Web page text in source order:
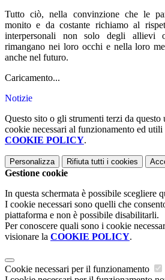
Tutto ciò, nella convinzione che le
monito e da costante richiamo al
interpersonali non solo degli allievi
rimangano nei loro occhi e nella loro
anche nel futuro.
Caricamento...
Notizie
Questo sito o gli strumenti terzi da
cookie necessari al funzionamento ed
COOKIE POLICY.
Personalizza Rifiuta tutti i cookies
Gestione cookie
In questa schermata è possibile scegliere
I cookie necessari sono quelli che
piattaforma e non è possibile disabilitarli.
Per conoscere quali sono i cookie
visionare la COOKIE POLICY.
Cookie necessari per il funzionamento